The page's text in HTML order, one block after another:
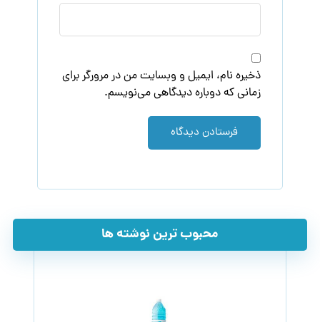
ذخیره نام، ایمیل و وبسایت من در مرورگر برای
زمانی که دوباره دیدگاهی می‌نویسم.
فرستادن دیدگاه
محبوب ترین نوشته ها